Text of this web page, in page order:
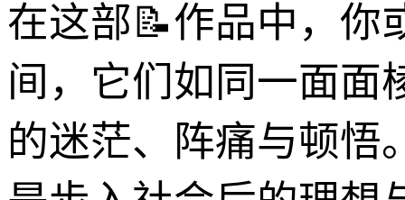
在这部📝作品中，你
间，它们如同一面面
的迷茫、阵痛与顿悟